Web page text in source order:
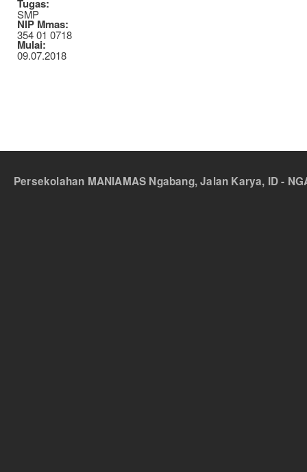
Tugas:
SMP
NIP Mmas:
354 01 0718
Mulai:
09.07.2018
Persekolahan MANIAMAS Ngabang, Jalan Karya, ID -